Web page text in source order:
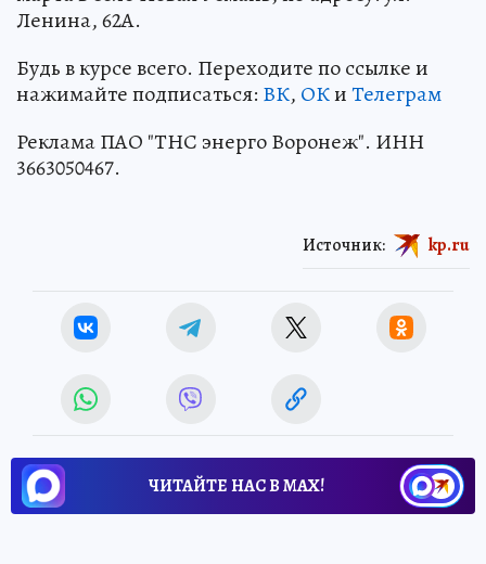
Ленина, 62А.
Будь в курсе всего. Переходите по ссылке и
нажимайте подписаться: ВК, ОКиТелеграм
Реклама ПАО "ТНС энерго Воронеж". ИНН
3663050467.
Источник: kp.ru
ЧИТАЙТЕ НАС В МАХ!